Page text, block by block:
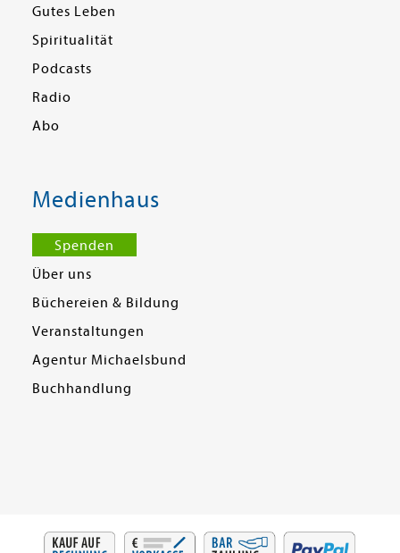
Gutes Leben
Spiritualität
Podcasts
Radio
Abo
Medienhaus
Spenden
Über uns
Büchereien & Bildung
Veranstaltungen
Agentur Michaelsbund
Buchhandlung